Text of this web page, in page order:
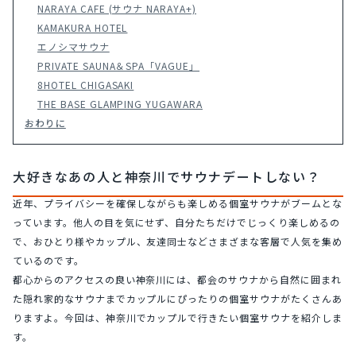
NARAYA CAFE (サウナ NARAYA+)
KAMAKURA HOTEL
エノシマサウナ
PRIVATE SAUNA＆SPA「VAGUE」
8HOTEL CHIGASAKI
THE BASE GLAMPING YUGAWARA
おわりに
大好きなあの人と神奈川でサウナデートしない？
近年、プライバシーを確保しながらも楽しめる個室サウナがブームとな
っています。他人の目を気にせず、自分たちだけでじっくり楽しめるの
で、おひとり様やカップル、友達同士などさまざまな客層で人気を集め
ているのです。
都心からのアクセスの良い神奈川には、都会のサウナから自然に囲まれ
た隠れ家的なサウナまでカップルにぴったりの個室サウナがたくさんあ
りますよ。今回は、神奈川でカップルで行きたい個室サウナを紹介しま
す。